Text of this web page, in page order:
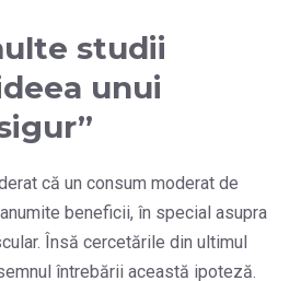
studii
unui
că un consum moderat de
beneficii, în special asupra
Însă cercetările din ultimul
întrebării această ipoteză.